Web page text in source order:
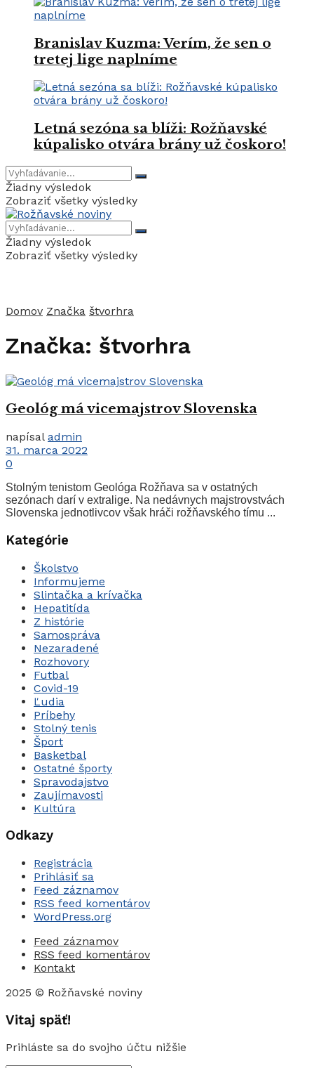
Branislav Kuzma: Verím, že sen o
tretej lige naplníme
Letná sezóna sa blíži: Rožňavské
kúpalisko otvára brány už čoskoro!
Žiadny výsledok
Zobraziť všetky výsledky
Žiadny výsledok
Zobraziť všetky výsledky
Domov Značka štvorhra
Značka: štvorhra
Geológ má vicemajstrov Slovenska
napísal admin
31. marca 2022
0
Stolným tenistom Geológa Rožňava sa v ostatných
sezónach darí v extralige. Na nedávnych majstrovstvách
Slovenska jednotlivcov však hráči rožňavského tímu ...
Kategórie
Školstvo
Informujeme
Slintačka a krívačka
Hepatitída
Z histórie
Samospráva
Nezaradené
Rozhovory
Futbal
Covid-19
Ľudia
Príbehy
Stolný tenis
Šport
Basketbal
Ostatné športy
Spravodajstvo
Zaujímavosti
Kultúra
Odkazy
Registrácia
Prihlásiť sa
Feed záznamov
RSS feed komentárov
WordPress.org
Feed záznamov
RSS feed komentárov
Kontakt
2025 © Rožňavské noviny
Vitaj späť!
Prihláste sa do svojho účtu nižšie